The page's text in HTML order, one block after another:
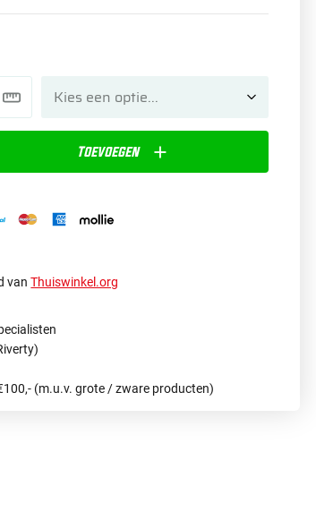
Toevoegen
vanThuiswinkel.org
(m.u.v. grote / zware producten)